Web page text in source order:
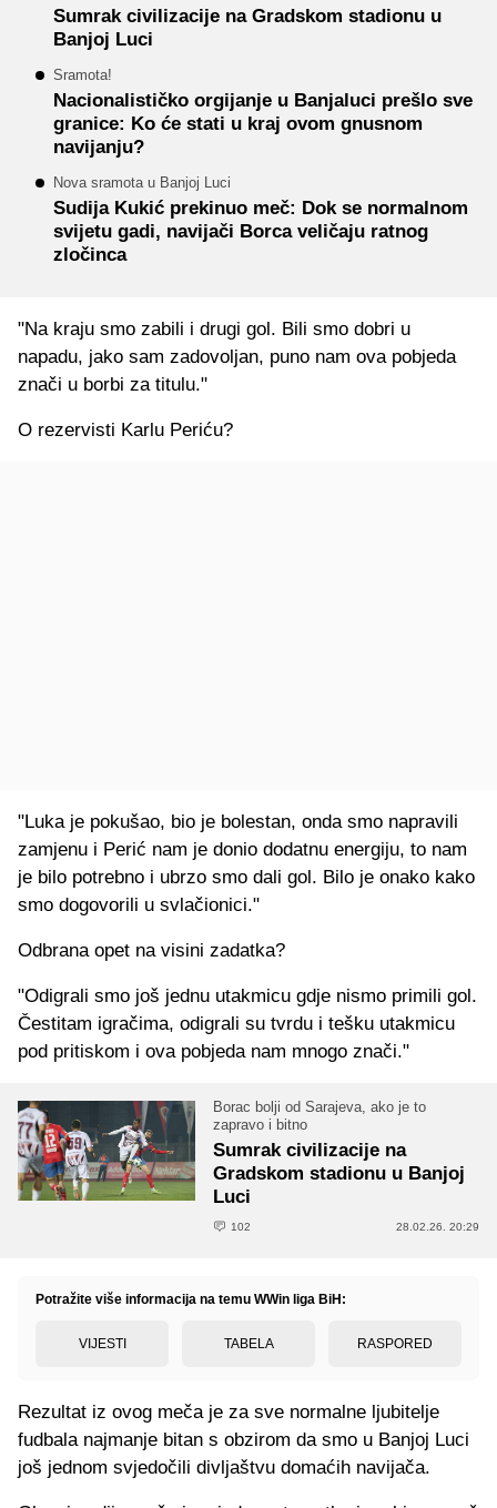
Sumrak civilizacije na Gradskom stadionu u
Banjoj Luci
Sramota!
Nacionalističko orgijanje u Banjaluci prešlo sve
granice: Ko će stati u kraj ovom gnusnom
navijanju?
Nova sramota u Banjoj Luci
Sudija Kukić prekinuo meč: Dok se normalnom
svijetu gadi, navijači Borca veličaju ratnog
zločinca
"Na kraju smo zabili i drugi gol. Bili smo dobri u
napadu, jako sam zadovoljan, puno nam ova pobjeda
znači u borbi za titulu."
O rezervisti Karlu Periću?
"Luka je pokušao, bio je bolestan, onda smo napravili
zamjenu i Perić nam je donio dodatnu energiju, to nam
je bilo potrebno i ubrzo smo dali gol. Bilo je onako kako
smo dogovorili u svlačionici."
Odbrana opet na visini zadatka?
"Odigrali smo još jednu utakmicu gdje nismo primili gol.
Čestitam igračima, odigrali su tvrdu i tešku utakmicu
pod pritiskom i ova pobjeda nam mnogo znači."
Borac bolji od Sarajeva, ako je to
zapravo i bitno
Sumrak civilizacije na
Gradskom stadionu u Banjoj
Luci
102 28.02.26. 20:29
Potražite više informacija na temu WWin liga BiH:
VIJESTI TABELA RASPORED
Rezultat iz ovog meča je za sve normalne ljubitelje
fudbala najmanje bitan s obzirom da smo u Banjoj Luci
još jednom svjedočili divljaštvu domaćih navijača.